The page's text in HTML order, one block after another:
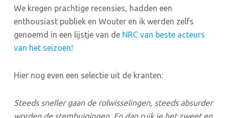
We kregen prachtige recensies, hadden een
enthousiast publiek en Wouter en ik werden zelfs
genoemd in een lijstje van deNRC van beste acteurs
van het seizoen!
Hier nog even een selectie uit de kranten:
Steeds sneller gaan de rolwisselingen, steeds absurder
worden de stembuigingen. En dan ruik je het zweet en